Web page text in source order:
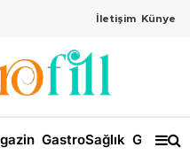
İletişim Künye
GastroSağlık